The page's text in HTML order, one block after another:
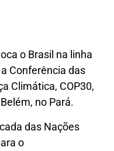
o Brasil na linha
Conferência das
Climática, COP30,
no Pará.
das Nações
o